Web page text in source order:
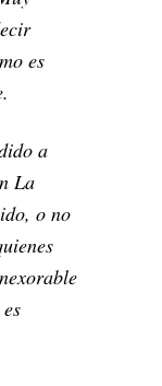
es
a
La
o no